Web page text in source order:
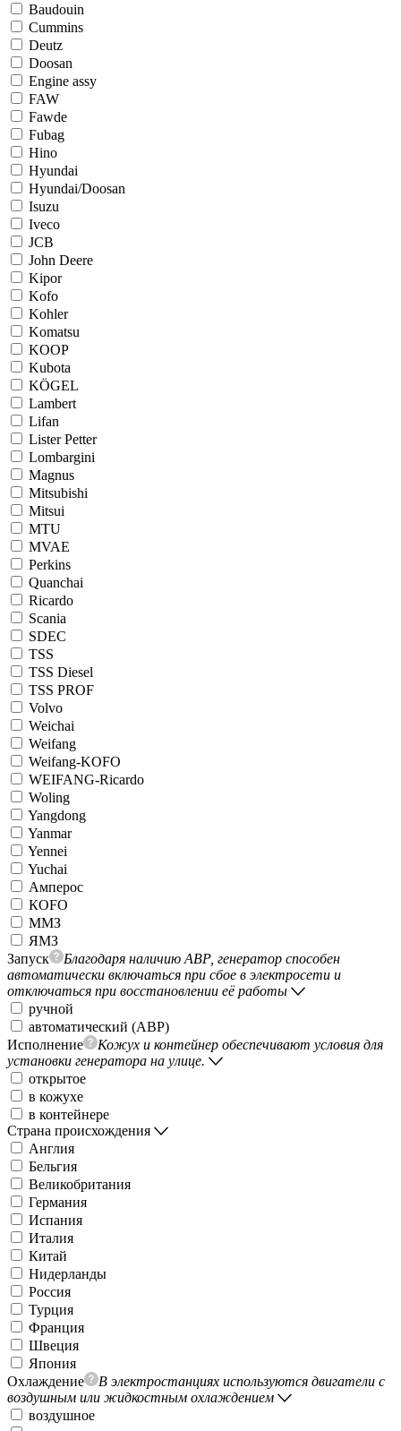
Baudouin
Cummins
Deutz
Doosan
Engine assy
FAW
Fawde
Fubag
Hino
Hyundai
Hyundai/Doosan
Isuzu
Iveco
JCB
John Deere
Kipor
Kofo
Kohler
Komatsu
KOOP
Kubota
KÖGEL
Lambert
Lifan
Lister Petter
Lombargini
Magnus
Mitsubishi
Mitsui
MTU
MVAE
Perkins
Quanchai
Ricardo
Scania
SDEC
TSS
TSS Diesel
TSS PROF
Volvo
Weichai
Weifang
Weifang-KOFO
WEIFANG-Ricardo
Woling
Yangdong
Yanmar
Yennei
Yuchai
Амперос
КОFO
ММЗ
ЯМЗ
Запуск
Благодаря наличию АВР, генератор способен
автоматически включаться при сбое в электросети и
отключаться при восстановлении её работы
ручной
автоматический (АВР)
Исполнение
Кожух и контейнер обеспечивают условия для
установки генератора на улице.
открытое
в кожухе
в контейнере
Страна происхождения
Англия
Бельгия
Великобритания
Германия
Испания
Италия
Китай
Нидерланды
Россия
Турция
Франция
Швеция
Япония
Охлаждение
В электростанциях используются двигатели с
воздушным или жидкостным охлаждением
воздушное